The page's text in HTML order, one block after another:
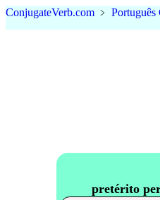
ConjugateVerb.com ﹥ Português
pretérito